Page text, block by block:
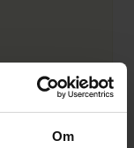
Om